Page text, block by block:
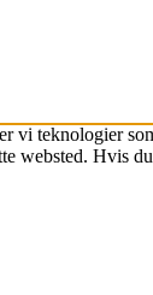
vi teknologier
websted. Hvis